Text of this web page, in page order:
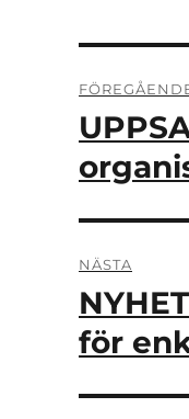
Föregående
NÄSTA
Nästa
inlägg:
för